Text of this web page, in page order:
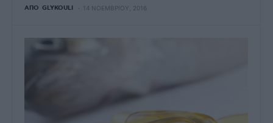
ΑΠΌ GLYKOULI 14 ΝΟΕΜΒΡΊΟΥ, 2016